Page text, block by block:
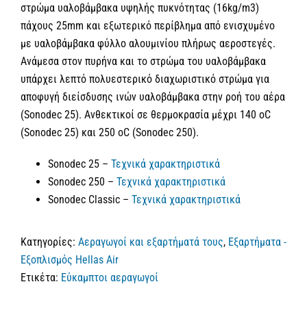
στρώμα υαλοβάμβακα υψηλής πυκνότητας (16kg/m3)
πάχους 25mm και εξωτερικό περίβλημα από ενισχυμένο
με υαλοβάμβακα φύλλο αλουμινίου πλήρως αεροστεγές.
Ανάμεσα στον πυρήνα και το στρώμα του υαλοβάμβακα
υπάρχει λεπτό πολυεστερικό διαχωριστικό στρώμα για
αποφυγή διείσδυσης ινών υαλοβάμβακα στην ροή του αέρα
(Sonodec 25). Ανθεκτικοί σε θερμοκρασία μέχρι 140 οC
(Sonodec 25) και 250 οC (Sonodec 250).
Sonodec 25 – Τεχνικά χαρακτηριστικά
Sonodec 250 – Τεχνικά χαρακτηριστικά
Sonodec Classic – Τεχνικά χαρακτηριστικά
Κατηγορίες: Αεραγωγοί και εξαρτήματά τους, Εξαρτήματα -
Εξοπλισμός Hellas Air
Ετικέτα: Εύκαμπτοι αεραγωγοί